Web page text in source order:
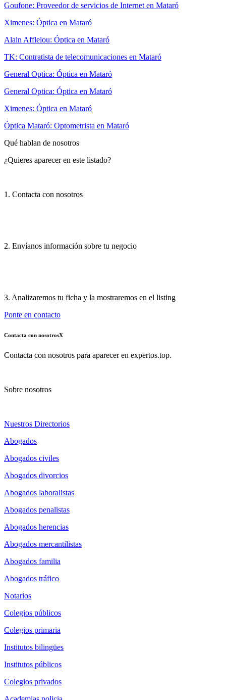
Goufone: Proveedor de servicios de Internet en Mataró
Ximenes: Óptica en Mataró
Alain Afflelou: Óptica en Mataró
TK: Contratista de telecomunicaciones en Mataró
General Optica: Óptica en Mataró
General Optica: Óptica en Mataró
Ximenes: Óptica en Mataró
Óptica Mataró: Optometrista en Mataró
Qué hablan de nosotros
¿Quieres aparecer en este listado?
1. Contacta con nosotros
2. Envíanos información sobre tu negocio
3. Analizaremos tu ficha y la mostraremos en el listing
Ponte en contacto
Contacta con nosotrosX
Contacta con nosotros para aparecer en expertos.top.
Sobre nosotros
Nuestros Directorios
Abogados
Abogados civiles
Abogados divorcios
Abogados laboralistas
Abogados penalistas
Abogados herencias
Abogados mercantilistas
Abogados familia
Abogados tráfico
Notarios
Colegios públicos
Colegios primaria
Institutos bilingües
Institutos públicos
Colegios privados